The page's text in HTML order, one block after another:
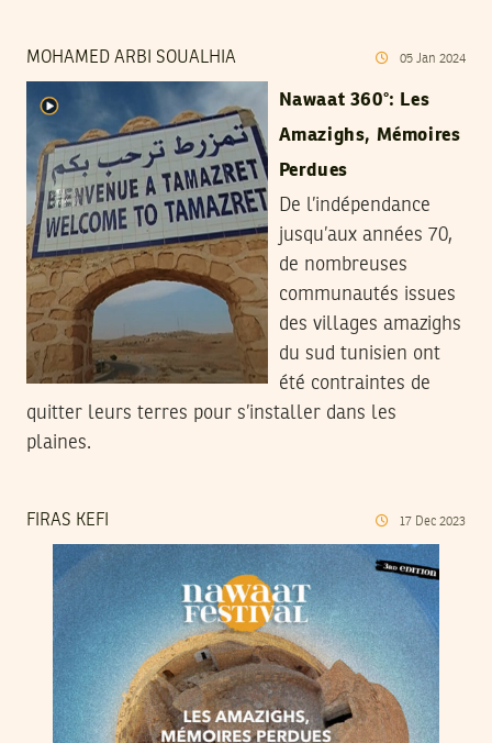
MOHAMED ARBI SOUALHIA 05 Jan 2024
Nawaat 360°: Les
Amazighs, Mémoires
Perdues
De l’indépendance
jusqu’aux années 70,
de nombreuses
communautés issues
des villages amazighs
du sud tunisien ont
été contraintes de
quitter leurs terres pour s’installer dans les
plaines.
FIRAS KEFI 17 Dec 2023